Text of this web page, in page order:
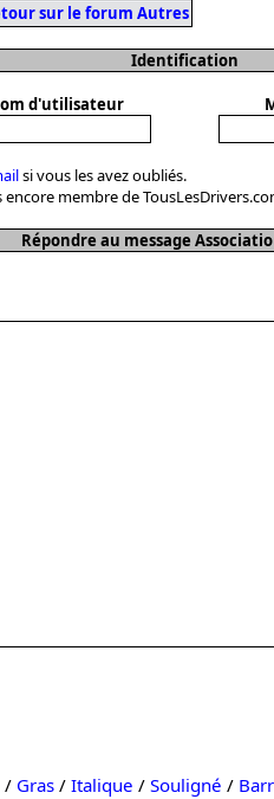
sur le forum Autres
Identification
d'utilisateur
si vous les avez oubliés.
encore membre de
Répondre au message
/ Gras / Italique / Souligné /